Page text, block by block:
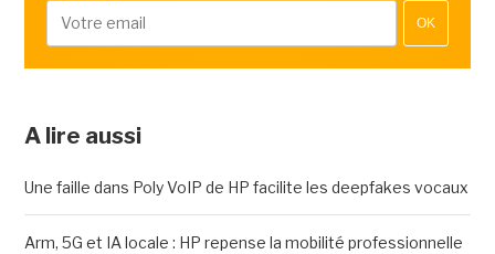
OK
A lire aussi
Une faille dans Poly VoIP de HP facilite les deepfakes vocaux
Arm, 5G et IA locale : HP repense la mobilité professionnelle